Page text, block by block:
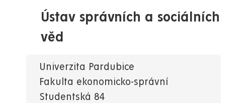
Ústav správních a sociálních
věd
Univerzita Pardubice
Fakulta ekonomicko-správní
Studentská 84